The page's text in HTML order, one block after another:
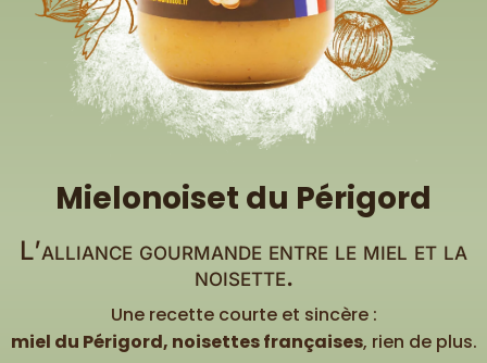
Mielonoiset du Périgord
L’alliance gourmande entre le miel et la
noisette.
Une recette courte et sincère :
miel du Périgord, noisettes françaises, rien de plus.